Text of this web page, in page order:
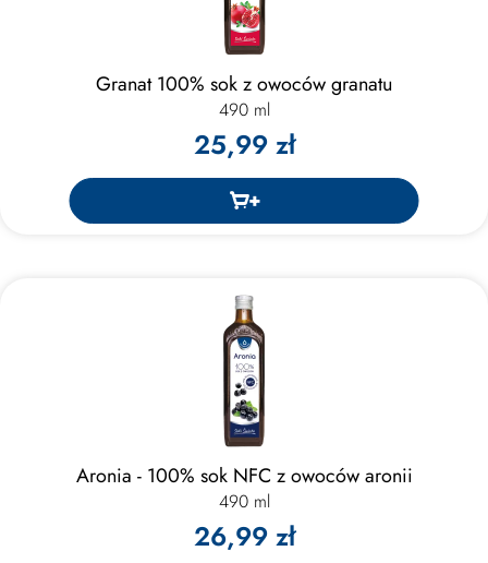
Granat 100% sok z owoców granatu
490 ml
25,99 zł
Aronia - 100% sok NFC z owoców aronii
490 ml
26,99 zł